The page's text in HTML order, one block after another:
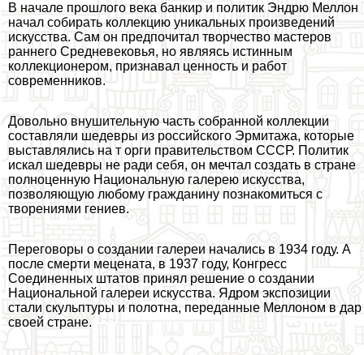
В начале прошлого века банкир и политик Эндрю Меллон
начал собирать коллекцию уникальных произведений
искусства. Сам он предпочитал творчество мастеров
раннего Средневековья, но являясь истинным
коллекционером, признавал ценность и работ
современников.
Довольно внушительную часть собранной коллекции
составляли шедевры из российского Эрмитажа, которые
выставлялись на т opги правительством СССР. Политик
искал шедевры не ради себя, он мечтал создать в стране
полноценную Национальную галерею искусства,
позволяющую любому гражданину познакомиться с
творениями гениев.
Переговоры о создании галереи начались в 1934 году. А
после cмepти мецената, в 1937 году, Конгресс
Соединенных штатов принял решение о создании
Национальной галереи искусства. Ядром экспозиции
стали скульптуры и полотна, переданные Меллоном в дар
своей стране.